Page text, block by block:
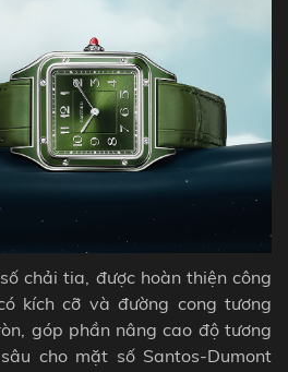
chải tia, được hoàn thiện công
kích cỡ và đường cong tương
góp phần nâng cao độ tương
cho mặt số Santos-Dumont